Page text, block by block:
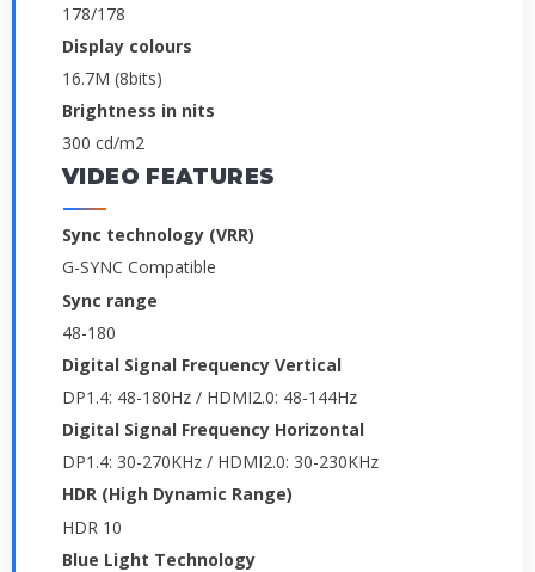
178/178
Display colours
16.7M (8bits)
Brightness in nits
300 cd/m2
VIDEO FEATURES
Sync technology (VRR)
G-SYNC Compatible
Sync range
48-180
Digital Signal Frequency Vertical
DP1.4: 48-180Hz / HDMI2.0: 48-144Hz
Digital Signal Frequency Horizontal
DP1.4: 30-270KHz / HDMI2.0: 30-230KHz
HDR (High Dynamic Range)
HDR 10
Blue Light Technology